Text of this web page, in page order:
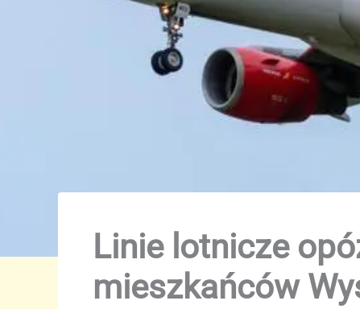
Linie lotnicze
mieszkańców